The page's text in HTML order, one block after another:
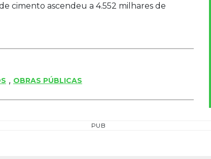
cimento ascendeu a 4.552 milhares de
, OBRAS PÚBLICAS
PUB